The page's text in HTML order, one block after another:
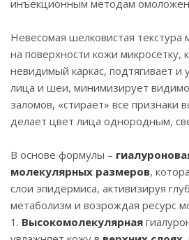
инъекционным методам
Невесомая шелковистая текстура
на поверхности кожи микросетку,
невидимый каркас, подтягивает и
лица и шеи, минимизирует
заломов, «стирает» все признаки
делает цвет лица однородным,
В основе формулы –
молекулярных размеров,
слои эпидермиса, активизируя
метаболизм и возрождая ресурс
1. Высокомолекулярная